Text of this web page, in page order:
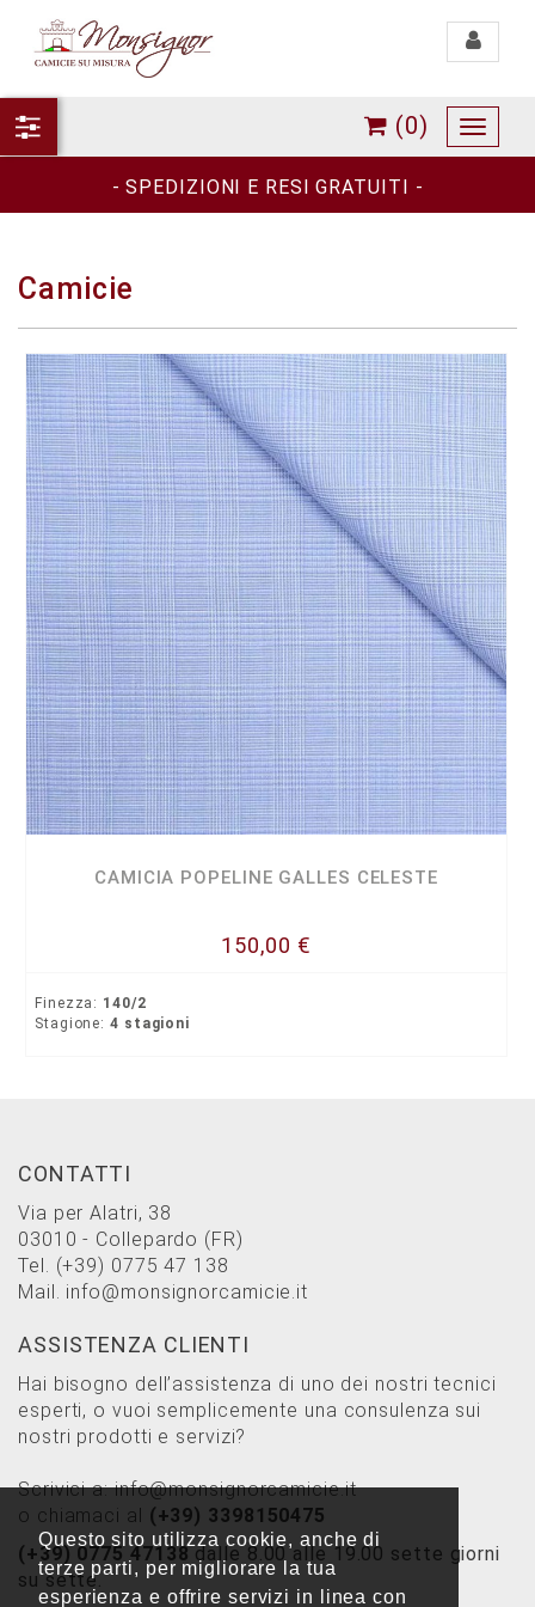
Questo sito utilizza cookie, anche di
terze parti, per migliorare la tua
esperienza e offrire servizi in linea con
Toggle
Toggle
(0)
- SPEDIZIONI E RESI GRATUITI -
Camicie
CAMICIA POPELINE GALLES CELESTE
150,00 €
Finezza: 140/2
Stagione: 4 stagioni
CONTATTI
Via per Alatri, 38
03010 - Collepardo (FR)
Tel. (+39) 0775 47 138
Mail. info@monsignorcamicie.it
ASSISTENZA CLIENTI
Hai bisogno dell’assistenza di uno dei nostri tecnici
esperti, o vuoi semplicemente una consulenza sui
nostri prodotti e servizi?
Scrivici a:info@monsignorcamicie.it
o chiamaci al (+39) 3398150475
(+39) 0775 47138 dalle 8.00 alle 19.00 sette giorni
su sette.